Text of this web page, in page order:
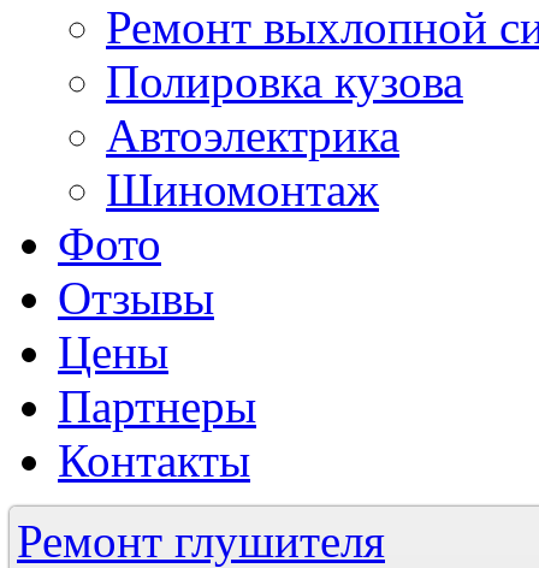
Ремонт выхлопной
Полировка кузова
Автоэлектрика
Шиномонтаж
Фото
Отзывы
Цены
Партнеры
Контакты
Ремонт глушителя